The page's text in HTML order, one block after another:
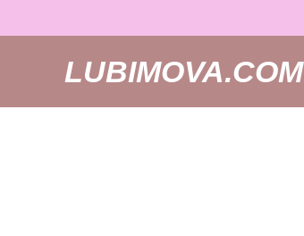
LUBIMOVA.COM